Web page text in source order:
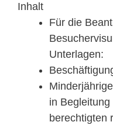
Inhalt
Für die
Unterlagen:
in
berechtigten